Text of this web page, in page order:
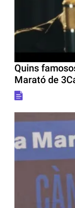
Quins
Marató de